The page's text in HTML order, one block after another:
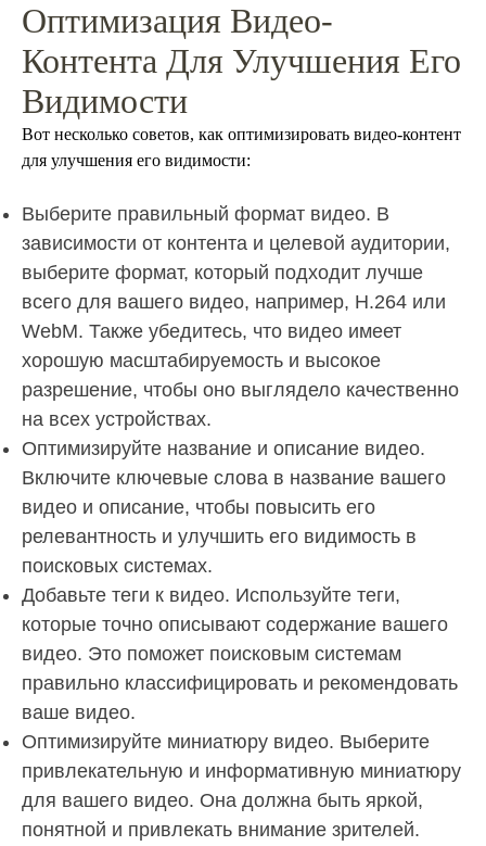
Оптимизация Видео-
Контента Для Улучшения Его
Видимости
Вот несколько советов, как оптимизировать видео-контент
для улучшения его видимости:
Выберите правильный формат видео. В
зависимости от контента и целевой аудитории,
выберите формат, который подходит лучше
всего для вашего видео, например, H.264 или
WebM. Также убедитесь, что видео имеет
хорошую масштабируемость и высокое
разрешение, чтобы оно выглядело качественно
на всех устройствах.
Оптимизируйте название и описание видео.
Включите ключевые слова в название вашего
видео и описание, чтобы повысить его
релевантность и улучшить его видимость в
поисковых системах.
Добавьте теги к видео. Используйте теги,
которые точно описывают содержание вашего
видео. Это поможет поисковым системам
правильно классифицировать и рекомендовать
ваше видео.
Оптимизируйте миниатюру видео. Выберите
привлекательную и информативную миниатюру
для вашего видео. Она должна быть яркой,
понятной и привлекать внимание зрителей.